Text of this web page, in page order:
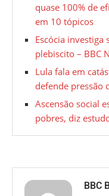
quase 100% de
em 10 tópicos
Escócia investiga
plebiscito – BBC
Lula fala em
defende pressão
Ascensão social
pobres, diz
BBC